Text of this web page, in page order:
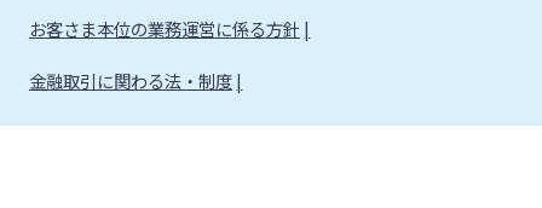
お客さま本位の業務運営に係る方針
金融取引に関わる法・制度
金融取引に関わる方針